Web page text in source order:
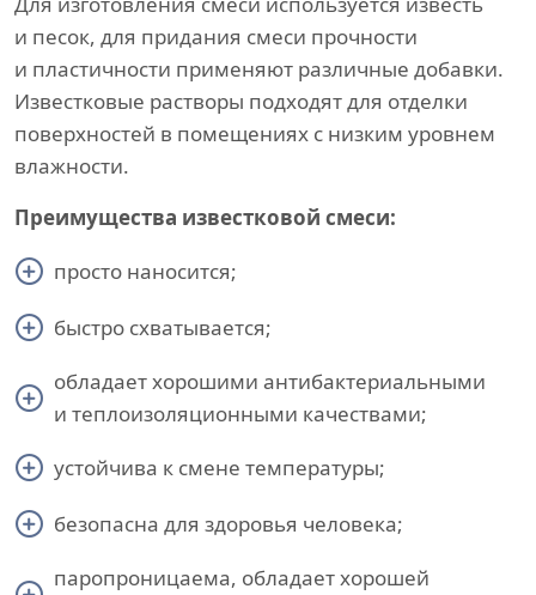
и песок, для придания смеси прочности
и пластичности применяют различные добавки.
Известковые растворы подходят для отделки
поверхностей в помещениях с низким уровнем
влажности.
Преимущества известковой смеси:
просто наносится;
быстро схватывается;
обладает хорошими антибактериальными
и теплоизоляционными качествами;
устойчива к смене температуры;
безопасна для здоровья человека;
паропроницаема, обладает хорошей